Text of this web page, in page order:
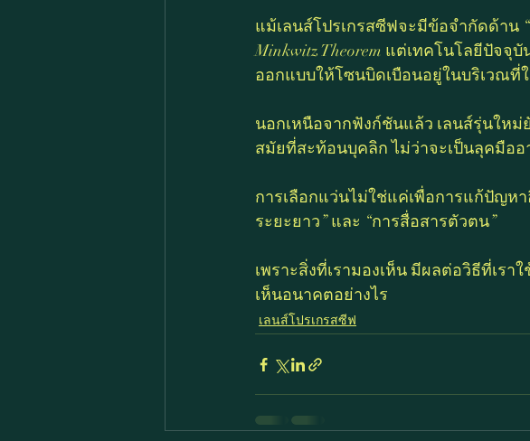
แม้เลนส์โปรเกรสซีฟจะมีข้อจำกัดด้าน
Minkwitz Theorem แต่เทคโนโลยีปัจ
ออกแบบให้โซนบิดเบือนอยู่ในบริเวณที่
นอกเหนือจากฟังก์ชันแล้ว เลนส์รุ่นให
สมัยที่สะท้อนบุคลิก ไม่ว่าจะเป็นลุคมือ
การเลือกแว่นไม่ใช่แค่เพื่อการแก้ปัญห
ระยะยาว” และ “การสื่อสารตัวตน”
เพราะสิ่งที่เรามองเห็น มีผลต่อวิธีที่เรา
เห็นอนาคตอย่างไร
เลนส์โปรเกรสซีฟ